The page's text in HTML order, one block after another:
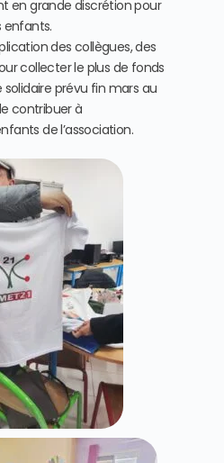
en grande discrétion pour
enfants.
des collègues, des
collecter le plus de fonds
prévu fin mars au
contribuer à
de l’association.